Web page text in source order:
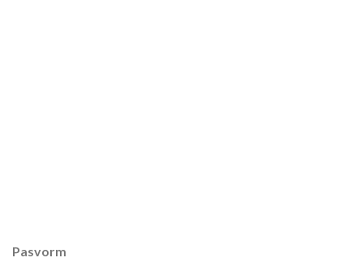
Pasvorm